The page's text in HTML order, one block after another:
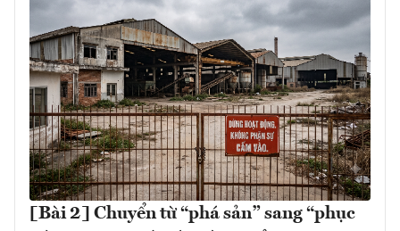
[Bài 2] Chuyển từ “phá sản” sang “phục